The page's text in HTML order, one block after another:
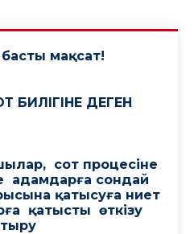
басты мақсат!
БИЛІГІНЕ ДЕГЕН
сот процесіне
адамдарға сондай
қатысуға ниет
қатысты өткізу